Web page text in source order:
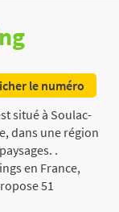
le numéro
situé à Soulac-
dans une région
.
en France,
51